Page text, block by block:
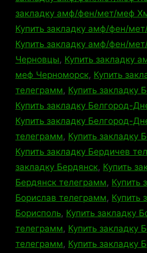
закладку амф/фен/мет/меф
Купить закладку амф/фен/
Купить закладку амф/фен/
Черновцы, Купить закладку
меф Черноморск, Купить
телеграмм, Купить закладку
Купить закладку Белгород-
Купить закладку Белгород-
телеграмм, Купить закладку
Купить закладку Бердичев
закладку Бердянск, Купить
Бердянск телеграмм, Купить
Борислав телеграмм, Купить
Борисполь, Купить закладку
телеграмм, Купить закладку
телеграмм, Купить закладку